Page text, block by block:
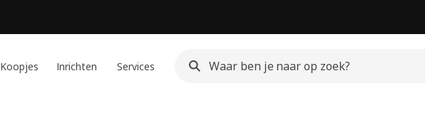
Koopjes Inrichten Services